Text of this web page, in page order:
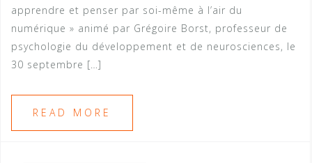
apprendre et penser par soi-même à l’air du
numérique » animé par Grégoire Borst, professeur de
psychologie du développement et de neurosciences, le
30 septembre […]
READ MORE